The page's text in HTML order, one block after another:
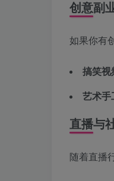
创意副
如果你有
搞笑视
艺术手
直播与
随着直播